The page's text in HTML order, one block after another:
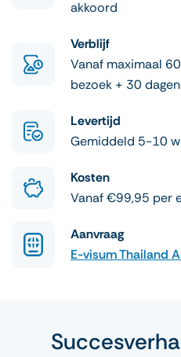
akkoord
Verblijf
Vanaf maximaal
bezoek + 30
Levertijd
Gemiddeld 5-10
Kosten
Vanaf €99,95 per
Aanvraag
E-visum Thailand